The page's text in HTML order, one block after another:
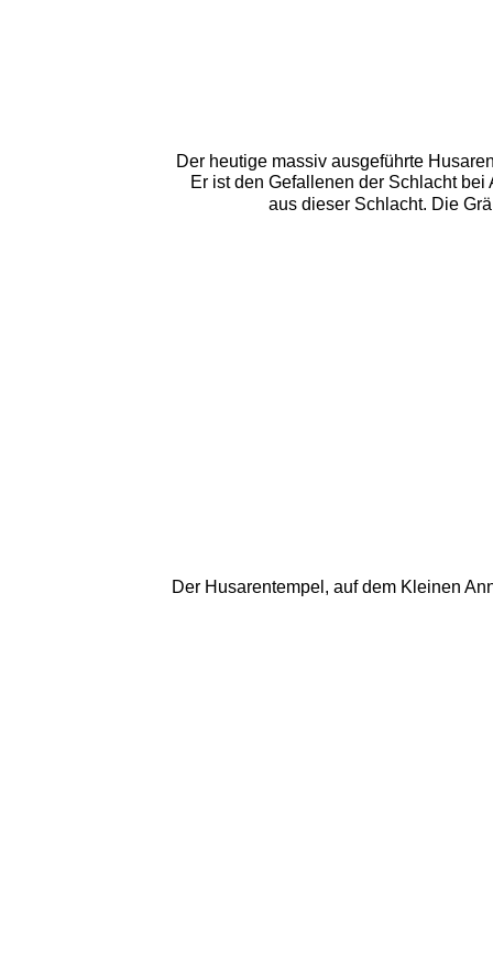
Der heutige massiv ausgeführte
Er ist den Gefallenen der Schlacht
aus dieser Schlacht. Die
Der Husarentempel, auf dem Kleinen